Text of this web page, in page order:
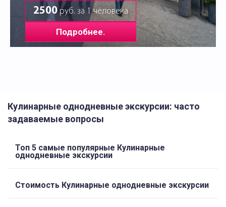
2500руб. за 1 человека
Подробнее.
Кулинарные однодневные экскурсии: часто
задаваемые вопросы
Топ 5 самые популярные Кулинарные
однодневные экскурсии
Стоимость Кулинарные однодневные экскурсии